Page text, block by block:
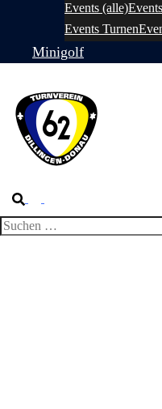
Events (alle)
Events Turnen
Minigolf
Suche
umschalten
Suchen